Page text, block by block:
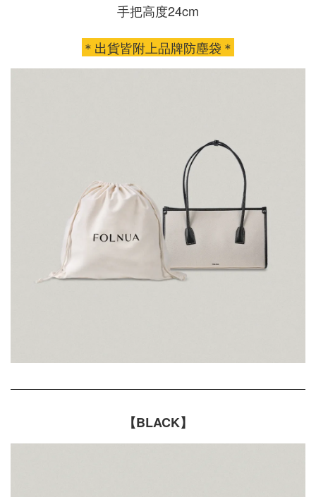
手把高度24cm
＊出貨皆附上品牌防塵袋＊
【BLACK】